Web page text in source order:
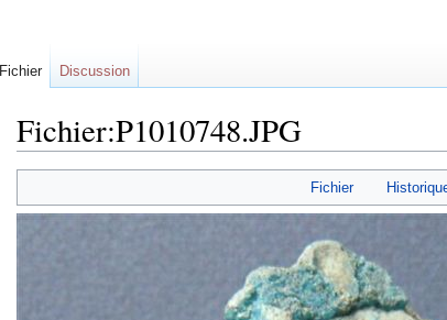
Fichier:P1010748.JPG
Fichier
Fichier Discussion